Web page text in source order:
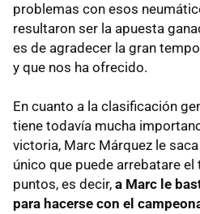
problemas con esos
resultaron ser la apuesta
es de agradecer la gran
y que nos ha ofrecido.
En cuanto a la clasificación
tiene todavía mucha
victoria, Marc Márquez le
único que puede arrebatare
puntos, es decir, a Marc le
para hacerse con el